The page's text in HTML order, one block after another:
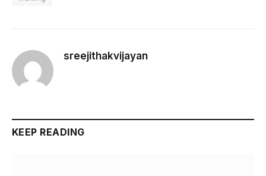
sreejithakvijayan
KEEP READING